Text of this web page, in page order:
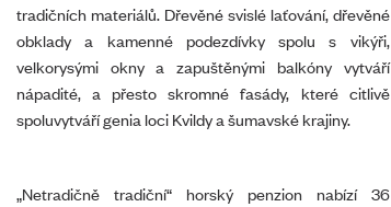
tradičních materiálů. Dřevěné svislé laťování, dřevěné
obklady a kamenné podezdívky spolu s vikýři,
velkorysými okny a zapuštěnými balkóny vytváří
nápadité, a přesto skromné fasády, které citlivě
spoluvytváří genia loci Kvildy a šumavské krajiny.
„Netradičně tradiční“ horský penzion nabízí 36